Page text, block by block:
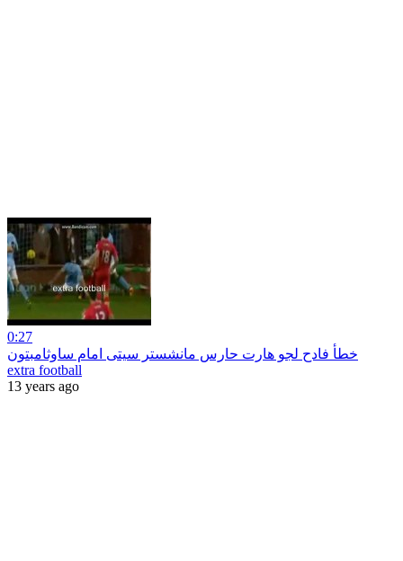
0:27
خطأ فادح لجو هارت حارس مانشستر سيتى امام ساوثامبتون
extra football
13 years ago